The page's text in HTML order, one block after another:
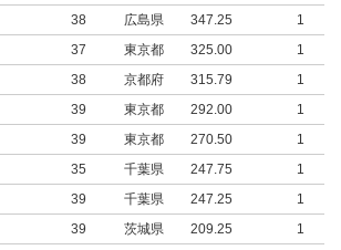
38 広島県 347.25
1
37 東京都 325.00
1
38 京都府 315.79
1
39 東京都 292.00
1
39 東京都 270.50
1
35 千葉県 247.75
1
39 千葉県 247.25
1
39 茨城県 209.25
1